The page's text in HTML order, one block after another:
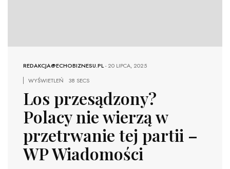
REDAKCJA@ECHOBIZNESU.PL-20 LIPCA, 2025
WYŚWIETLEŃ
38 SECS
Los przesądzony?
Polacy nie wierzą w
przetrwanie tej partii –
WP Wiadomości